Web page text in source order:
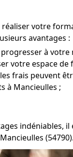
votre
avantages :
à
votre espace
frais peuvent
à Mancieulles ;
(54790).